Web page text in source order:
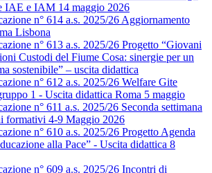
IAE e IAM 14 maggio 2026
n° 614 a.s. 2025/26 Aggiornamento
Lisbona
n° 613 a.s. 2025/26 Progetto “Giovani
Custodi del Fiume Cosa: sinergie per un
sostenibile” – uscita didattica
n° 612 a.s. 2025/26 Welfare Gite
1 - Uscita didattica Roma 5 maggio
n° 611 a.s. 2025/26 Seconda settimana
formativi 4-9 Maggio 2026
n° 610 a.s. 2025/26 Progetto Agenda
alla Pace” - Uscita didattica 8
n° 609 a.s. 2025/26 Incontri di